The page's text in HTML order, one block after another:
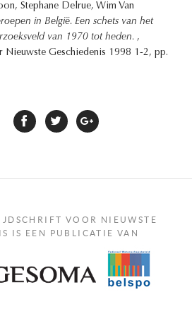
Stephane Delrue, Wim Van
in België. Een schets van het
van 1970 tot heden. ,
Nieuwste Geschiedenis 1998 1-2, pp.
VOOR NIEUWSTE
IS EEN PUBLICATIE VAN